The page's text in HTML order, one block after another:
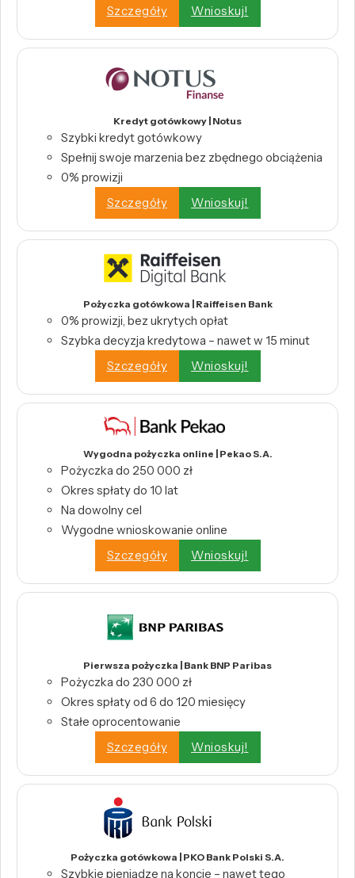
Szczegóły
Wnioskuj!
Kredyt gotówkowy | Notus
Szybki kredyt gotówkowy
Spełnij swoje marzenia bez zbędnego obciążenia
0% prowizji
Szczegóły
Wnioskuj!
Pożyczka gotówkowa | Raiffeisen Bank
0% prowizji, bez ukrytych opłat
Szybka decyzja kredytowa – nawet w 15 minut
Szczegóły
Wnioskuj!
Wygodna pożyczka online | Pekao S.A.
Pożyczka do 250 000 zł
Okres spłaty do 10 lat
Na dowolny cel
Wygodne wnioskowanie online
Szczegóły
Wnioskuj!
Pierwsza pożyczka | Bank BNP Paribas
Pożyczka do 230 000 zł
Okres spłaty od 6 do 120 miesięcy
Stałe oprocentowanie
Szczegóły
Wnioskuj!
Pożyczka gotówkowa | PKO Bank Polski S.A.
Szybkie pieniądze na koncie – nawet tego